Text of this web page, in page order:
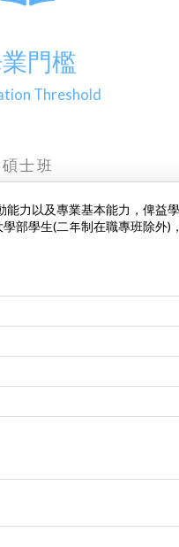
門檻
Threshold
碩士班
力以及專業基本能力，俾益
部學生(二年制在職專班除外